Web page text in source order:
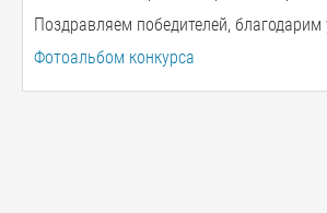
Поздравляем победителей,
Фотоальбом конкурса